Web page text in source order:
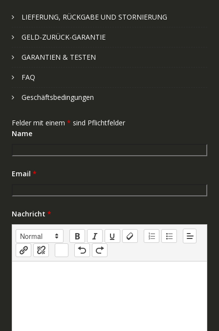
LIEFERUNG, RÜCKGABE UND STORNIERUNG
GELD-ZURÜCK-GARANTIE
GARANTIEN & TESTEN
FAQ
Geschäftsbedingungen
Felder mit einem * sind Pflichtfelder
Name
Email *
Nachricht *